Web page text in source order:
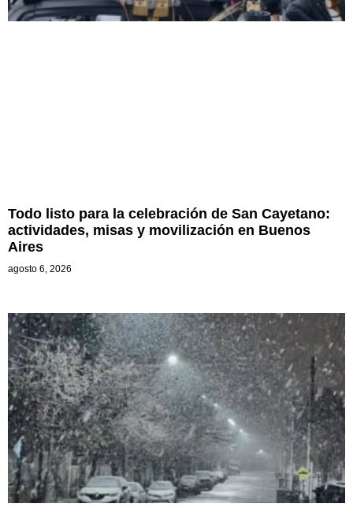
Todo listo para la celebración de San Cayetano:
actividades, misas y movilización en Buenos
Aires
agosto 6, 2026